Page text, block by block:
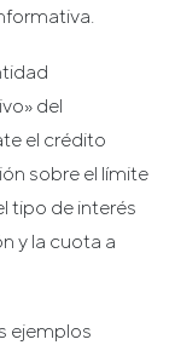
del
el crédito
sobre el límite
tipo de interés
y la cuota a
ejemplos